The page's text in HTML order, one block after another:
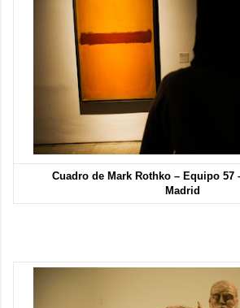
Cuadro de Mark Rothko– Equipo 57
Madrid